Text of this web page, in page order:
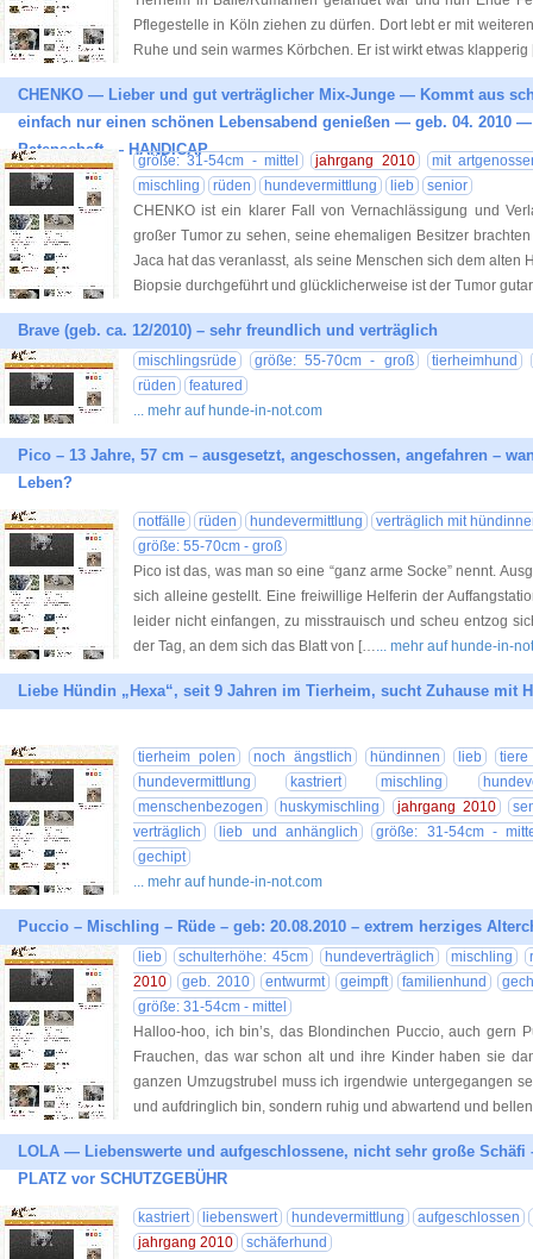
Pflegestelle in Köln ziehen zu dürfen. Dort lebt er mit
Ruhe und sein warmes Körbchen. Er ist wirkt etwas
CHENKO — Lieber und gut verträglicher Mix-Junge — Kommt aus
einfach nur einen schönen Lebensabend genießen — geb. 04. 2010
Patenschaft — HANDICAP
größe: 31-54cm - mittel jahrgang 2010
mit
mischling
rüden hundevermittlung lieb
senior
CHENKO ist ein klarer Fall von Vernachlässigung und
großer Tumor zu sehen, seine ehemaligen Besitzer
Jaca hat das veranlasst, als seine Menschen sich dem alten
Biopsie durchgeführt und glücklicherweise ist der Tumor
Brave (geb. ca. 12/2010) – sehr freundlich und verträglich
mischlingsrüde größe: 55-70cm - groß
tierheimhund
rüden
featured
... mehr auf hunde-in-not.com
Pico – 13 Jahre, 57 cm – ausgesetzt, angeschossen, angefahren –
Leben?
notfälle rüden hundevermittlung
verträglich mit
größe: 55-70cm - groß
Pico ist das, was man so eine “ganz arme Socke” nennt.
sich alleine gestellt. Eine freiwillige Helferin der
leider nicht einfangen, zu misstrauisch und scheu entzog
der Tag, an dem sich das Blatt von […... mehr auf hunde-in-
Liebe Hündin „Hexa“, seit 9 Jahren im Tierheim, sucht Zuhause mit
tierheim polen noch ängstlich hündinnen lieb
hundevermittlung
kastriert mischling
menschenbezogen
huskymischling jahrgang 2010
verträglich
lieb und anhänglich
größe: 31-54cm -
gechipt
... mehr auf hunde-in-not.com
Puccio – Mischling – Rüde – geb: 20.08.2010 – extrem herziges
lieb schulterhöhe: 45cm hundeverträglich mischling
2010
geb. 2010 entwurmt geimpft familienhund
größe: 31-54cm - mittel
Halloo-hoo, ich bin’s, das Blondinchen Puccio, auch gern
Frauchen, das war schon alt und ihre Kinder haben sie
ganzen Umzugstrubel muss ich irgendwie untergegangen
und aufdringlich bin, sondern ruhig und abwartend und
LOLA — Liebenswerte und aufgeschlossene, nicht sehr große
PLATZ vor SCHUTZGEBÜHR
kastriert liebenswert hundevermittlung
aufgeschlossen
jahrgang 2010
schäferhund